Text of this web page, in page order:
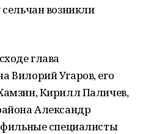
возникли
глава
Вилорий Угаров, его
Кирилл Паличев,
Александр
специалисты